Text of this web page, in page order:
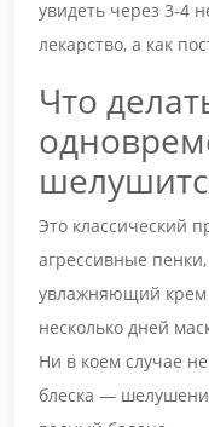
увидеть через 3-4
лекарство, а как
Что
Это классический
агрессивные
увлажняющий крем
несколько дней
Ни в коем случае
блеска —